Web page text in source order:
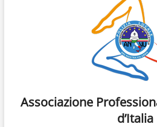
Associazione
d’Italia